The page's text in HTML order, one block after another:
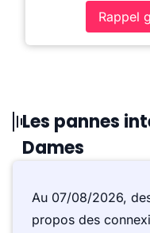
Rappel
Les pannes
Dames
Au 07/08/2026,
propos des